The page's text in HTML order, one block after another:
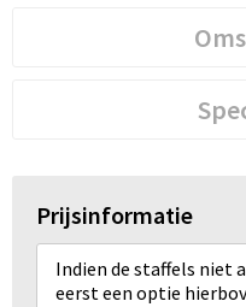
Prijsinformatie
Indien de staffels niet
eerst een optie